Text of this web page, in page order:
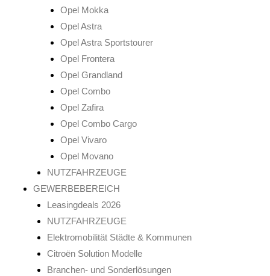
Opel Mokka
Opel Astra
Opel Astra Sportstourer
Opel Frontera
Opel Grandland
Opel Combo
Opel Zafira
Opel Combo Cargo
Opel Vivaro
Opel Movano
NUTZFAHRZEUGE
GEWERBEBEREICH
Leasingdeals 2026
NUTZFAHRZEUGE
Elektromobilität Städte & Kommunen
Citroën Solution Modelle
Branchen- und Sonderlösungen